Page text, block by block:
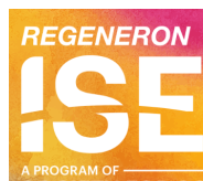
至
内